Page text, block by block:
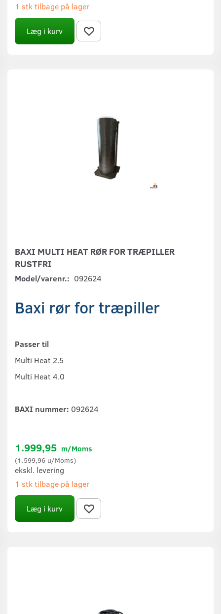
1 stk tilbage på lager
Læg i kurv
BAXI MULTI HEAT RØR FOR TRÆPILLER
RUSTFRI
Model/varenr.: 092624
Baxi rør for træpiller
Passer til
Multi Heat 2.5
Multi Heat 4.0
BAXI nummer: 092624
1.999,95 m/Moms
(1.599,96 u/Moms)
ekskl. levering
1 stk tilbage på lager
Læg i kurv